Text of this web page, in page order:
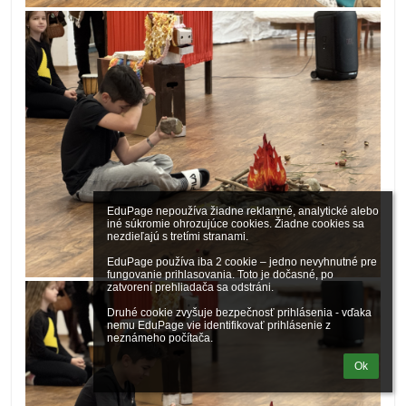
EduPage nepoužíva žiadne reklamné, analytické alebo
iné súkromie ohrozujúce cookies. Žiadne cookies sa
nezdieľajú s tretími stranami.
EduPage používa iba 2 cookie – jedno nevyhnutné pre
fungovanie prihlasovania. Toto je dočasné, po
zatvorení prehliadača sa odstráni.
Druhé cookie zvyšuje bezpečnosť prihlásenia - vďaka
nemu EduPage vie identifikovať prihlásenie z
neznámeho počítača.
Ok